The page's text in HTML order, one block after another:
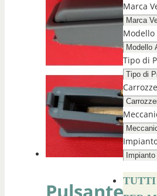
Pulsante
Marca
Modello
Tipo di